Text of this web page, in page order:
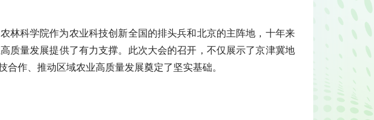
林科学院作为农业科技创新全国的排头兵和北京的主阵地，十年来
质量发展提供了有力支撑。此次大会的召开，不仅展示了京津冀地
作、推动区域农业高质量发展奠定了坚实基础。